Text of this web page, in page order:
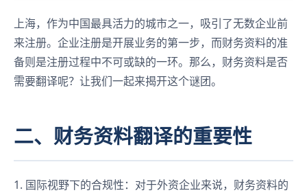
上海，作为中国最具活力的城市之一，吸引了无数企业前
来注册。企业注册是开展业务的第一步，而财务资料的准
备则是注册过程中不可或缺的一环。那么，财务资料是否
需要翻译呢？让我们一起来揭开这个谜团。
二、财务资料翻译的重要性
1. 国际视野下的合规性：对于外资企业来说，财务资料的